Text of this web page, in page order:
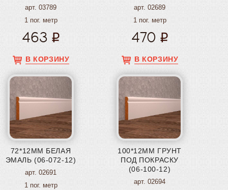
арт. 03789
1 пог. метр
463
В КОРЗИНУ
арт. 02689
1 пог. метр
470
В КОРЗИНУ
72*12ММ БЕЛАЯ
ЭМАЛЬ (06-072-12)
арт. 02691
1 пог. метр
100*12ММ ГРУНТ
ПОД ПОКРАСКУ
(06-100-12)
арт. 02694